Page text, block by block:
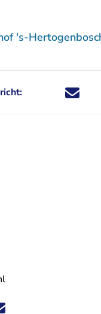
's-
Deel dit
Deel dit
Deel
- U verlaat
- U verlaat
Instagram - U verlaat
op Youtube - U verlaat
ons op LinkedIn - U
op de hoogte'